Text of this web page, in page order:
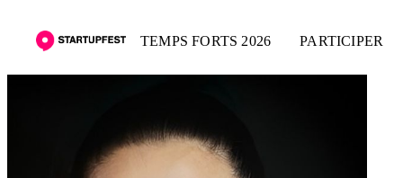
TEMPS FORTS 2026 PARTICIPER